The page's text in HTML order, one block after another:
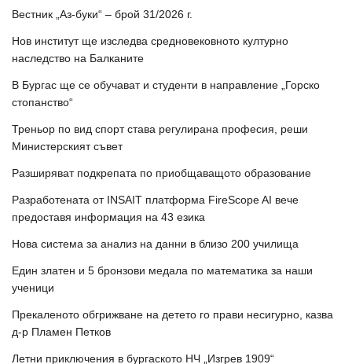
Вестник „Аз-буки“ – брой 31/2026 г.
Нов институт ще изследва средновековното културно
наследство на Балканите
В Бургас ще се обучават и студенти в направление „Горско
стопанство“
Треньор по вид спорт става регулирана професия, реши
Министерският съвет
Разширяват подкрепата по приобщаващото образование
Разработената от INSAIT платформа FireScope AI вече
предоставя информация на 43 езика
Нова система за анализ на данни в близо 200 училища
Един златен и 5 бронзови медала по математика за наши
ученици
Прекаленото обгрижване на детето го прави несигурно, казва
д-р Пламен Петков
Летни приключения в бургаското НЧ „Изгрев 1909“